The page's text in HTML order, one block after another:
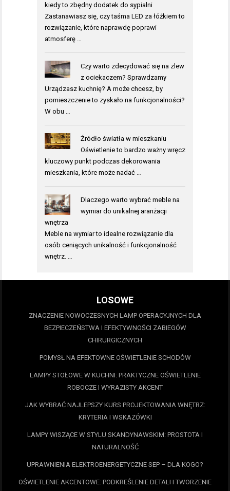
kiedy to zbędny dodatek do sypialni
Zastanawiasz się, czy taśma LED za łóżkiem to
rozwiązanie, które naprawdę poprawi
atmosferę …
Czy warto zdecydować się na zlew
z ociekaczem? Sprawdzamy
Urządzasz kuchnię? A może chcesz, by
pomieszczenie to zyskało na funkcjonalności?
W obu …
Źródło światła w mieszkaniu
Oświetlenie to bardzo ważny wręcz
kluczowy punkt podczas dekorowania
mieszkania, które może nadać …
Dlaczego warto wybrać meble na
wymiar do unikalnej aranżacji
wnętrza
Meble na wymiar to idealne rozwiązanie dla
osób ceniących unikalność i funkcjonalność
wnętrz. …
LOSOWE
ZNACZENIE NOWOCZESNYCH LAMP OPERACYJNYCH DLA
BEZPIECZEŃSTWA I EFEKTYWNOŚCI ZABIEGÓW
CHIRURGICZNYCH
POMYSŁ NA EFEKTOWNE OŚWIETLENIE SCHODÓW
LAMPY STOŁOWE W KUCHNI: PRAKTYCZNE OŚWIETLENIE
ROBOCZE I WYRAZISTY AKCENT
JAK WYBRAĆ NAJLEPSZY KURS PROJEKTOWANIA WNĘTRZ:
KRYTERIA I WSKAZÓWKI
LAMPY WISZĄCE W STYLU SKANDYNAWSKIM: PROSTOTA I
NATURALNOŚĆ
UPRAWNIENIA ELEKTROENERGETYCZNE SEP – DLA KOGO?
OŚWIETLENIE AKCENTOWE: PODKREŚLENIE DETALI I TWORZENIE